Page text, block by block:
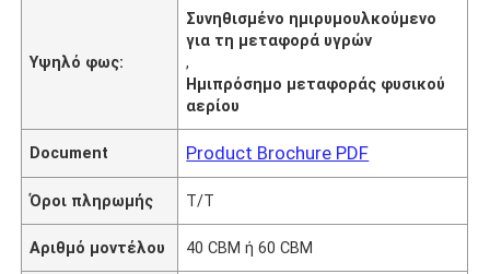
Υψηλό φως:
Συνηθισμένο ημιρυμουλκούμενο
για τη μεταφορά υγρών
,
Ημιπρόσημο μεταφοράς φυσικού
αερίου
Document Product Brochure PDF
Όροι πληρωμής Τ/Τ
Αριθμό μοντέλου 40 CBM ή 60 CBM